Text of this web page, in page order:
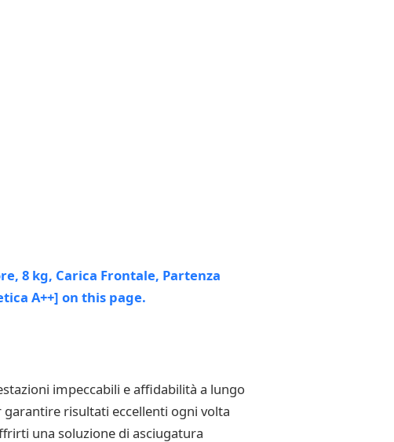
impeccabili e affidabilità a lungo
risultati eccellenti ogni volta
una soluzione di asciugatura